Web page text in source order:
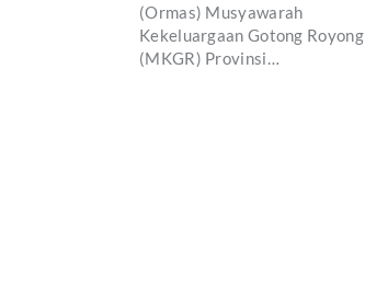
(Ormas) Musyawarah
Kekeluargaan Gotong Royong
(MKGR) Provinsi…